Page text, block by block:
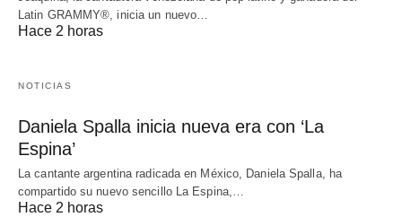
Latin GRAMMY®, inicia un nuevo…
Hace 2 horas
NOTICIAS
Daniela Spalla inicia nueva era con ‘La
Espina’
La cantante argentina radicada en México, Daniela Spalla, ha
compartido su nuevo sencillo La Espina,…
Hace 2 horas